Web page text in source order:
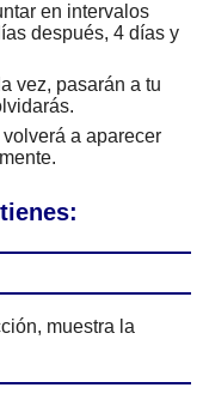
en intervalos
después, 4 días y
vez, pasarán a tu
a aparecer
muestra la